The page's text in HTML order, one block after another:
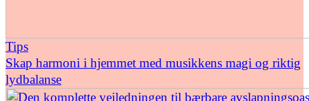
Tips
Skap harmoni i hjemmet med musikkens magi og riktig
lydbalanse